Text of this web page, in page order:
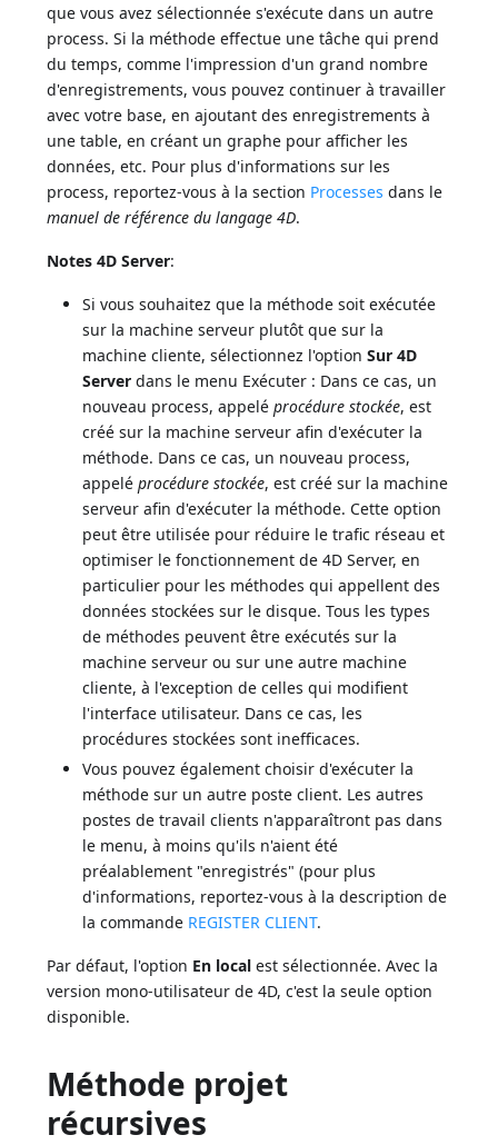
que vous avez sélectionnée s'exécute dans un autre
process. Si la méthode effectue une tâche qui prend
du temps, comme l'impression d'un grand nombre
d'enregistrements, vous pouvez continuer à travailler
avec votre base, en ajoutant des enregistrements à
une table, en créant un graphe pour afficher les
données, etc. Pour plus d'informations sur les
process, reportez-vous à la section Processes dans le
manuel de référence du langage 4D.
Notes 4D Server:
Si vous souhaitez que la méthode soit exécutée
sur la machine serveur plutôt que sur la
machine cliente, sélectionnez l'optionSur 4D
Server dans le menu Exécuter : Dans ce cas, un
nouveau process, appeléprocédure stockée, est
créé sur la machine serveur afin d'exécuter la
méthode. Dans ce cas, un nouveau process,
appeléprocédure stockée, est créé sur la machine
serveur afin d'exécuter la méthode. Cette option
peut être utilisée pour réduire le trafic réseau et
optimiser le fonctionnement de 4D Server, en
particulier pour les méthodes qui appellent des
données stockées sur le disque. Tous les types
de méthodes peuvent être exécutés sur la
machine serveur ou sur une autre machine
cliente, à l'exception de celles qui modifient
l'interface utilisateur. Dans ce cas, les
procédures stockées sont inefficaces.
Vous pouvez également choisir d'exécuter la
méthode sur un autre poste client. Les autres
postes de travail clients n'apparaîtront pas dans
le menu, à moins qu'ils n'aient été
préalablement "enregistrés" (pour plus
d'informations, reportez-vous à la description de
la commande REGISTER CLIENT.
Par défaut, l'option En local est sélectionnée. Avec la
version mono-utilisateur de 4D, c'est la seule option
disponible.
Méthode projet
récursives